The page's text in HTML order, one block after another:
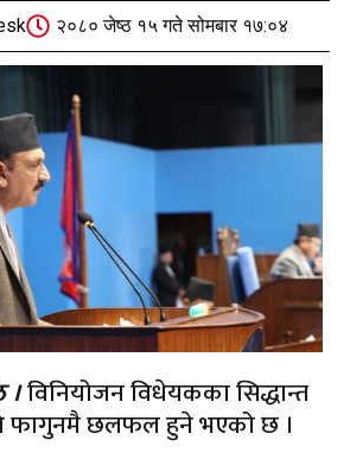
२०८० जेष्ठ १५ गते सोमबार १७:०४
।विनियोजन विधेयकका सिद्धान्त
फागुनमै छलफल हुने भएको छ ।